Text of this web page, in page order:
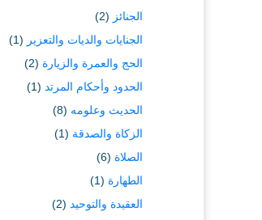
الجنائز (2)
الجنايات والديات والتعزير (1)
الحج والعمرة والزيارة (2)
الحدود وأحكام المرتد (1)
الحديث وعلومه (8)
الزكاة والصدقة (1)
الصلاة (6)
الطهارة (1)
العقيدة والتوحيد (2)